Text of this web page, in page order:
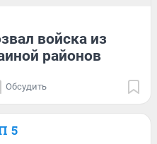
войска из
районов
Обсудить
5